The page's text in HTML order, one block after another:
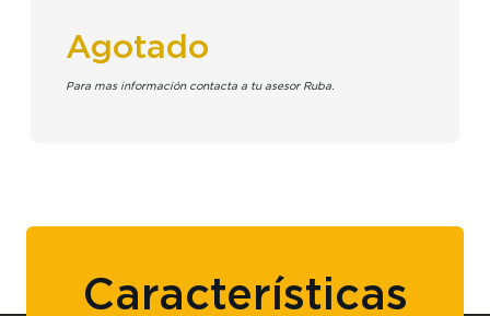
Agotado
Para mas información contacta a tu asesor Ruba.
Características